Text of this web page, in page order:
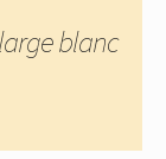
blanc